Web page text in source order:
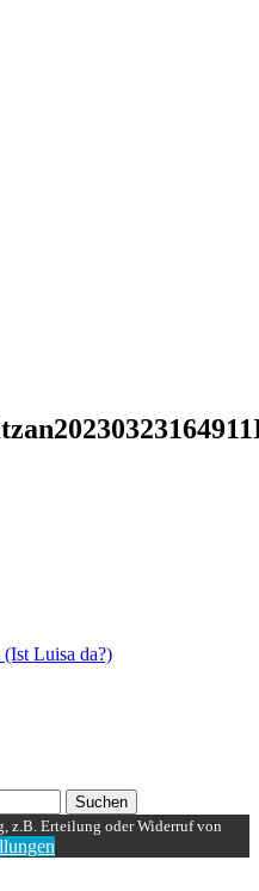
Luisa da?)
z.B. Erteilung oder Widerruf von